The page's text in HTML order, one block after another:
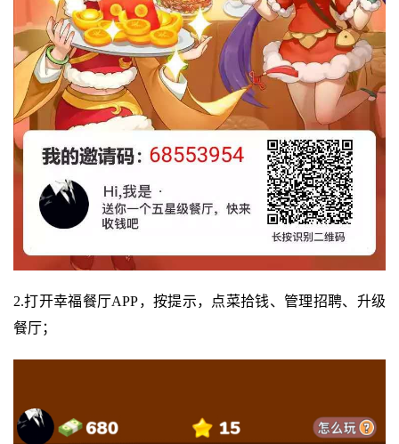
2.打开幸福餐厅APP，按提示，点菜拾钱、管理招聘、升级
餐厅；